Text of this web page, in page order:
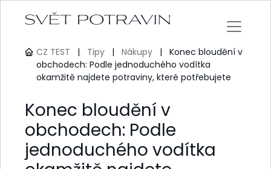
CZ TEST | Tipy | Nákupy |
Konec bloudění v
obchodech: Podle jednoduchého vodítka
okamžitě najdete potraviny, které potřebujete
Konec bloudění v
obchodech: Podle
jednoduchého vodítka